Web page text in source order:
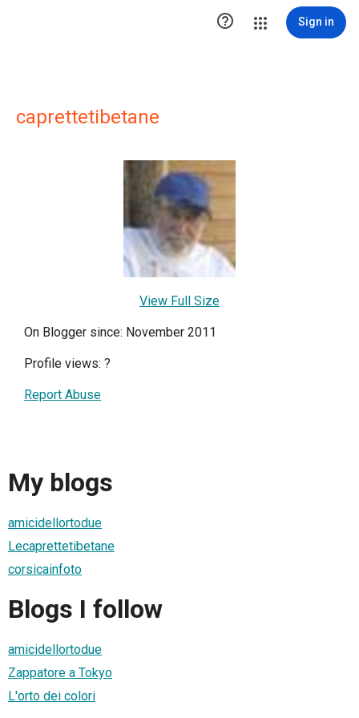
 Sign in
caprettetibetane
View Full Size
On Blogger since: November 2011
Profile views: ?
Report Abuse
My blogs
amicidellortodue
Lecaprettetibetane
corsicainfoto
Blogs I follow
amicidellortodue
Zappatore a Tokyo
L'orto dei colori